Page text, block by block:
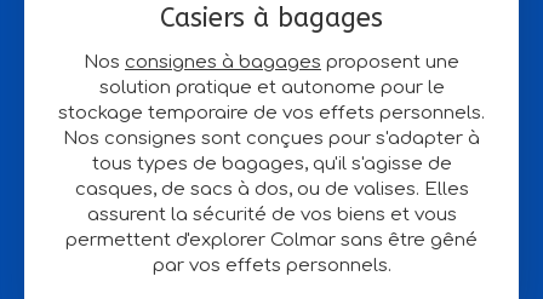
Casiers à bagages
Nos consignes à bagages proposent une
solution pratique et autonome pour le
stockage temporaire de vos effets personnels.
Nos consignes sont conçues pour s'adapter à
tous types de bagages, qu'il s'agisse de
casques, de sacs à dos, ou de valises. Elles
assurent la sécurité de vos biens et vous
permettent d'explorer Colmar sans être gêné
par vos effets personnels.